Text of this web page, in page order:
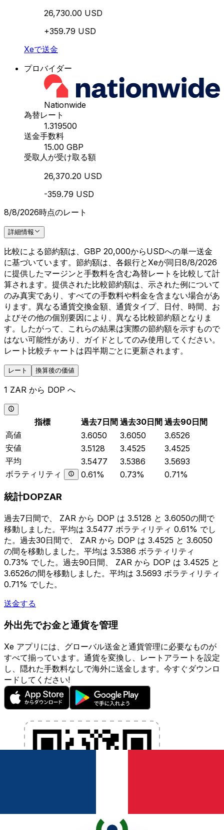
26,730.00 USD
+359.79 USD
Xeで送金
プロバイダー
Nationwide
為替レート
1.319500
送金手数料
15.00 GBP
受取人が受け取る額
26,370.20 USD
-359.79 USD
8/8/2026時点のレート
詳細情報
比較による節約額は、GBP 20,000からUSDへの単一送金
に基づいています。節約額は、各銀行とXeが同日8/8/2026
に提供したマージンと手数料を含む為替レートを比較して計
算されます。提供された比較節約額は、示された例について
のみ真実であり、すべての手数料や料金を含まない場合があ
ります。異なる通貨交換金額、通貨タイプ、日付、時間、お
よびその他の個別要因により、異なる比較節約額となりま
す。したがって、これらの結果は実際の節約額を示すもので
はない可能性があり、ガイドとしてのみ使用してください。
レート比較チャートは四半期ごとに更新されます。
レート 換算後の価値
1 ZAR から DOP へ
指標 過去7日間 過去30日間 過去90日間
高値
3.6050 3.6050
3.6526
安値
3.5128 3.4525
3.4525
平均
3.5477 3.5386
3.5693
ボラティリティ
0.61% 0.73% 0.71%
統計DOPZAR
過去7日間で、 ZAR から DOP は 3.5128 と 3.6050の間で
移動しました。平均は 3.5477 ボラティリティ 0.61% でし
た。過去30日間で、 ZAR から DOP は 3.4525 と 3.6050
の間を移動しました。平均は 3.5386 ボラティリティ
0.73% でした。過去90日間、 ZAR から DOP は 3.4525 と
3.6526の間を移動しました。平均は 3.5693 ボラティリティ
0.71% でした。
送金する
外出先でお金と通貨を管理
Xe アプリには、グローバル送金と通貨管理に必要なものが
すべて揃っています。通貨を変換し、レートアラートを設定
し、隠れた手数料なしで海外に送金します。今すぐダウンロ
ードしてください!